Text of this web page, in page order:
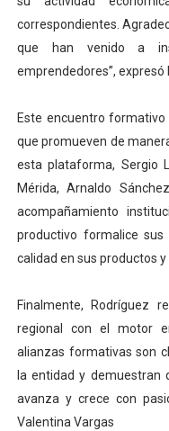
correspondientes.
que han venido a
emprendedores”, expresó
Este encuentro
que promueven de
esta plataforma, Sergio
Mérida, Arnaldo
acompañamiento
productivo formalice
calidad en sus productos y
Finalmente, Rodríguez
regional con el motor
alianzas formativas son
la entidad y demuestran
avanza y crece con
Valentina Vargas